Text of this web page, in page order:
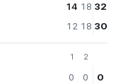
14
12
18
18
32
30
1
0
2
0
0